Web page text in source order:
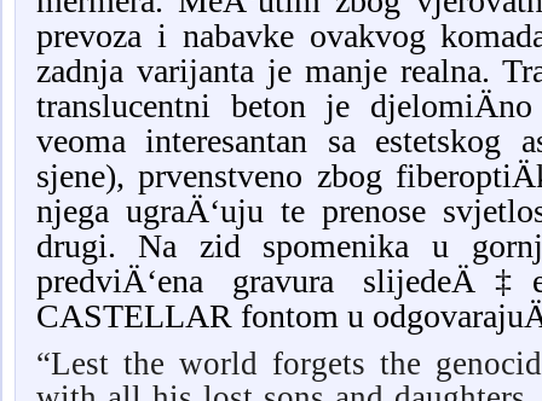
prevoza i nabavke ovakvog
zadnja varijanta je manje realna.
translucentni beton je
veoma interesantan sa estetskog
sjene), prvenstveno zbog
njega ugraÄ‘uju te prenose
drugi. Na zid spomenika u
predviÄ‘ena gravura slijedeÄ‡e
CASTELLAR fontom u
“Lest the world forgets the